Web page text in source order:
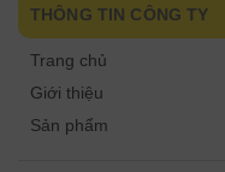
THÔNG TIN CÔNG TY
Trang chủ
Giới thiệu
Sản phẩm